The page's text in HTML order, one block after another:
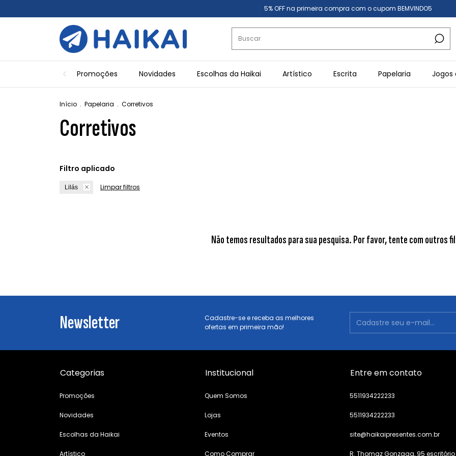
5% OFF na primeira compra com o cupom BEMVINDO5
Promoções Novidades Escolhas da Haikai Artístico Escrita Papelaria Jogos
Início . Papelaria . Corretivos
Corretivos
Filtro aplicado
Lilás Limpar filtros
Não temos resultados para sua pesquisa. Por favor, tente com outros
Newsletter
Cadastre-se e receba as melhores
ofertas em primeira mão!
Categorias
Promoções
Novidades
Escolhas da Haikai
Artístico
Institucional
Quem Somos
Lojas
Eventos
Como Comprar
Entre em contato
5511934222233
5511934222233
site@haikaipresentes.com.br
R. Thomaz Gonzaga, 95